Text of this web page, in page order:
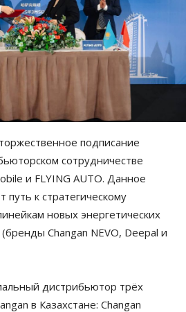
подписание
сотрудничестве
и FLYING AUTO. Данное
путь к стратегическому
новых энергетических
Changan NEVO, Deepal и
дистрибьютор трёх
в Казахстане: Changan